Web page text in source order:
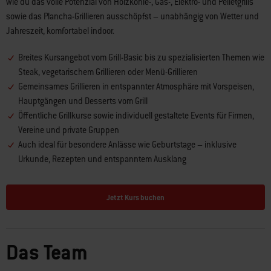
sowie das Plancha-Grillieren ausschöpfst – unabhängig von Wetter und
Jahreszeit, komfortabel indoor.
Breites Kursangebot vom Grill-Basic bis zu spezialisierten Themen wie
Steak, vegetarischem Grillieren oder Menü-Grillieren
Gemeinsames Grillieren in entspannter Atmosphäre mit Vorspeisen,
Hauptgängen und Desserts vom Grill
Öffentliche Grillkurse sowie individuell gestaltete Events für Firmen,
Vereine und private Gruppen
Auch ideal für besondere Anlässe wie Geburtstage – inklusive
Urkunde, Rezepten und entspanntem Ausklang
Jetzt Kurs buchen
Das Team